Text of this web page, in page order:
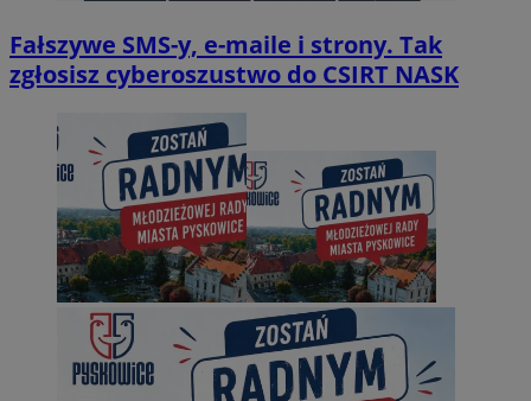
Fałszywe SMS-y, e-maile i strony. Tak
zgłosisz cyberoszustwo do CSIRT NASK